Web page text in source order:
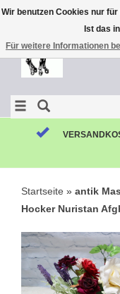
Startseite » antik
Hocker Nuristan
Wir benutzen Cookies nur
Ist das
Für weitere Informationen